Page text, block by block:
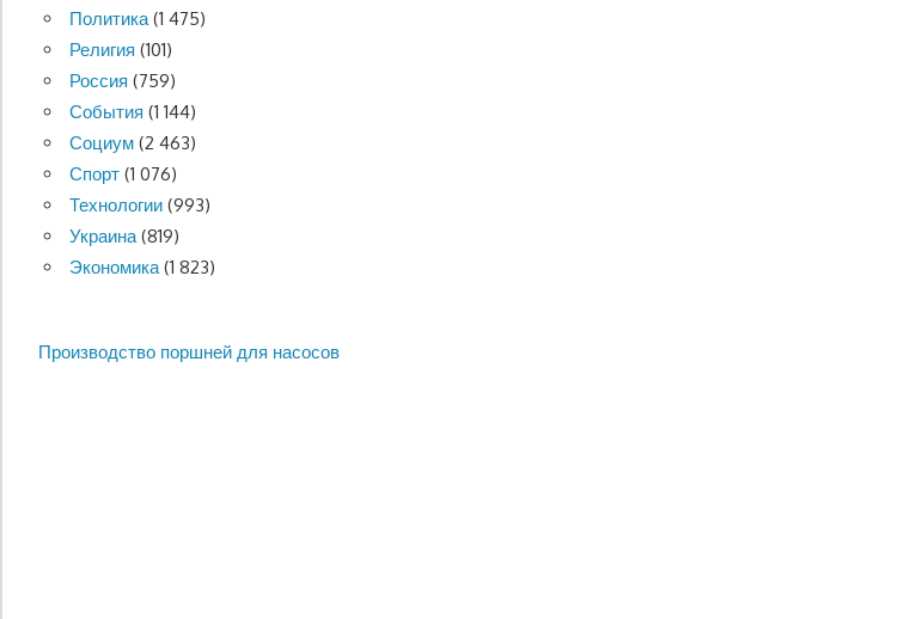
Политика(1 475)
Религия (101)
Россия (759)
События (1 144)
Социум(2 463)
Спорт(1 076)
Технологии(993)
Украина(819)
Экономика(1 823)
Производство поршней для насосов